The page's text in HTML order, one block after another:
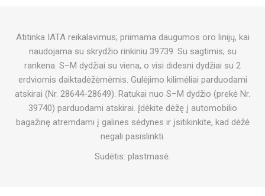
Atitinka IATA reikalavimus; priimama daugumos oro linijų, kai
naudojama su skrydžio rinkiniu 39739. Su sagtimis; su
rankena. S–M dydžiai su viena, o visi didesni dydžiai su 2
erdviomis daiktadėžėmėmis. Gulėjimo kilimėliai parduodami
atskirai (Nr. 28644-28649). Ratukai nuo S–M dydžio (prekė Nr.
39740) parduodami atskirai. Įdėkite dėžę į automobilio
bagažinę atremdami į galines sėdynes ir įsitikinkite, kad dėžė
negali pasislinkti.
Sudėtis: plastmasė.